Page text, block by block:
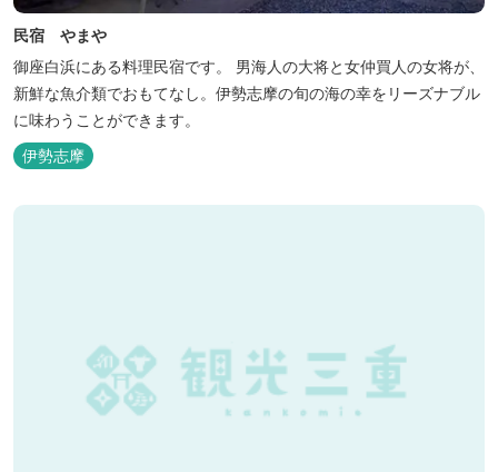
民宿 やまや
御座白浜にある料理民宿です。 男海人の大将と女仲買人の女将が、
新鮮な魚介類でおもてなし。伊勢志摩の旬の海の幸をリーズナブル
に味わうことができます。
伊勢志摩